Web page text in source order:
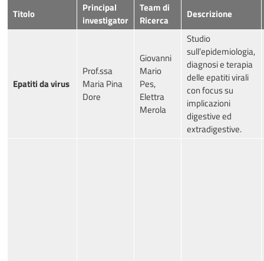
Titolo
Principal
investigator
Team di
Ricerca
Descrizione
Epatiti da virus
Prof.ssa
Maria Pina
Dore
Giovanni
Mario
Pes,
Elettra
Merola
Studio
sull’epidemiologia,
diagnosi e terapia
delle epatiti virali
con focus su
implicazioni
digestive ed
extradigestive.